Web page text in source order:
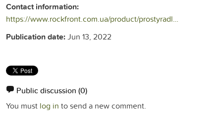
Contact information:
https://www.rockfront.com.ua/product/prostyradlo-dlya-turystychnogo-kylymka-pro/
Publication date:Jun 13, 2022
Public discussion (0)
You must log in to send a new comment.